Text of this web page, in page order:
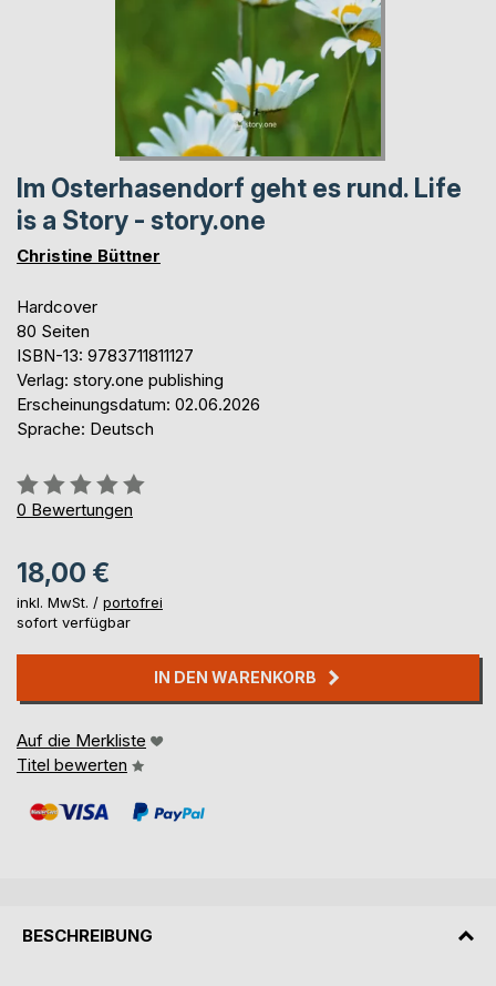
Im Osterhasendorf geht es rund. Life
is a Story - story.one
Christine Büttner
Hardcover
80 Seiten
ISBN-13: 9783711811127
Verlag: story.one publishing
Erscheinungsdatum: 02.06.2026
Sprache: Deutsch
Bewertung::
0%
0 Bewertungen
18,00 €
inkl. MwSt. / portofrei
sofort verfügbar
IN DEN WARENKORB
Auf die Merkliste
Titel bewerten
BESCHREIBUNG